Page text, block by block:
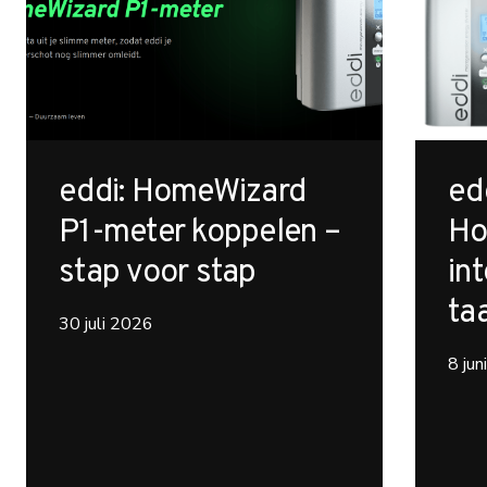
eddi: HomeWizard
P1-meter koppelen –
stap voor stap
30 juli 2026
8